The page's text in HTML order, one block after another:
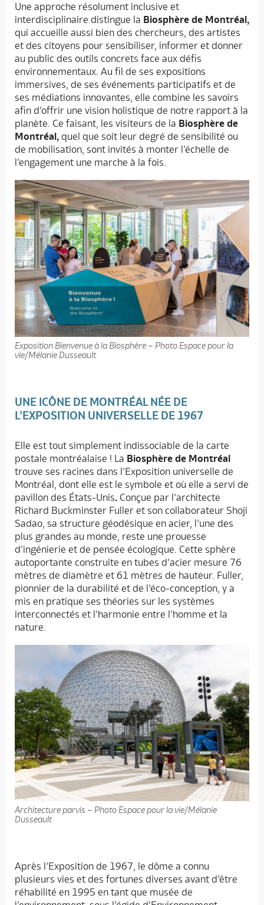
Une approche résolument inclusive et
interdisciplinaire distingue la Biosphère de Montréal,
qui accueille aussi bien des chercheurs, des artistes
et des citoyens pour sensibiliser, informer et donner
au public des outils concrets face aux défis
environnementaux. Au fil de ses expositions
immersives, de ses événements participatifs et de
ses médiations innovantes, elle combine les savoirs
afin d’offrir une vision holistique de notre rapport à la
planète. Ce faisant, les visiteurs de la Biosphère de
Montréal, quel que soit leur degré de sensibilité ou
de mobilisation, sont invités à monter l’échelle de
l’engagement une marche à la fois.
Exposition Bienvenue à la Biosphère – Photo Espace pour la
vie/Mélanie Dusseault
UNE ICÔNE DE MONTRÉAL NÉE DE
L’EXPOSITION UNIVERSELLE DE 1967
Elle est tout simplement indissociable de la carte
postale montréalaise ! La Biosphère de Montréal
trouve ses racines dans l’Exposition universelle de
Montréal, dont elle est le symbole et où elle a servi de
pavillon des États-Unis. Conçue par l’architecte
Richard Buckminster Fuller et son collaborateur Shoji
Sadao, sa structure géodésique en acier, l’une des
plus grandes au monde, reste une prouesse
d’ingénierie et de pensée écologique. Cette sphère
autoportante construite en tubes d’acier mesure 76
mètres de diamètre et 61 mètres de hauteur. Fuller,
pionnier de la durabilité et de l’éco-conception, y a
mis en pratique ses théories sur les systèmes
interconnectés et l’harmonie entre l’homme et la
nature.
Architecture parvis – Photo Espace pour la vie/Mélanie
Dusseault
Après l’Exposition de 1967, le dôme a connu
plusieurs vies et des fortunes diverses avant d’être
réhabilité en 1995 en tant que musée de